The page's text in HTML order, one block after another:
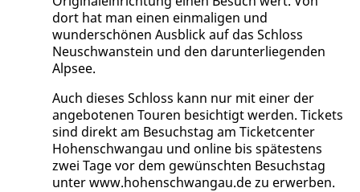
dort hat man einen einmaligen und
wunderschönen Ausblick auf das Schloss
Neuschwanstein und den darunterliegenden
Alpsee.
Auch dieses Schloss kann nur mit einer der
angebotenen Touren besichtigt werden. Tickets
sind direkt am Besuchstag am Ticketcenter
Hohenschwangau und online bis spätestens
zwei Tage vor dem gewünschten Besuchstag
unter www.hohenschwangau.de zu erwerben.